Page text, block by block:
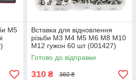
M5
Вставка для відновлення
різьби М3 М4 М5 М6 М8 М10
М12 гужон 60 шт (001427)
Готово до відправки
310 ₴ 360 ₴